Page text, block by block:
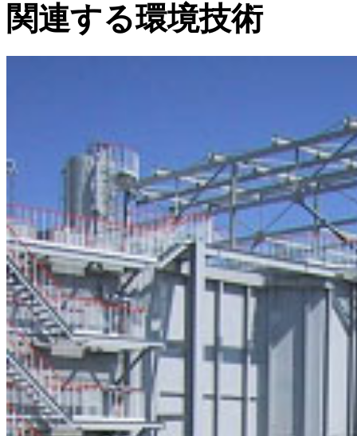
関連する環境技術